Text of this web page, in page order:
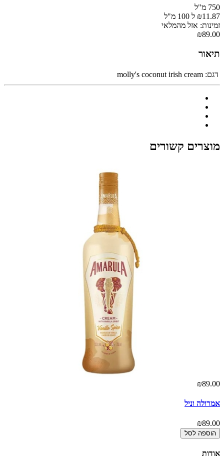
750 מ"ל
₪11.87 ל 100 מ"ל
זמינות: אזל מהמלאי
₪89.00
תיאור
דגם: molly's coconut irish cream
מוצרים קשורים
₪89.00
אמרולה וניל
₪89.00
הוספה לסל
אודות